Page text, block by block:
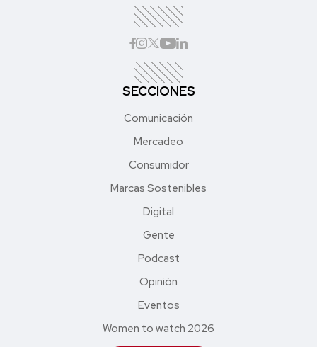
SECCIONES
Comunicación
Mercadeo
Consumidor
Marcas Sostenibles
Digital
Gente
Podcast
Opinión
Eventos
Women to watch 2026